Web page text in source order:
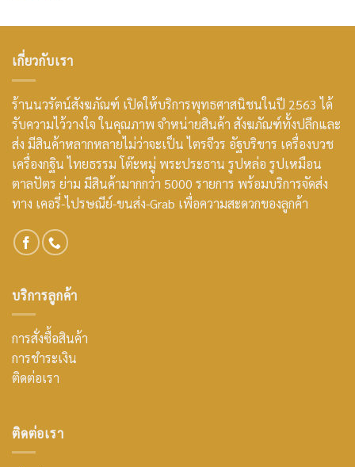
เกี่ยวกับเรา
ร้านนวรัตน์สังฆภัณฑ์ เปิดให้บริการพุทธศาสนิชนในปี 2563 ได้
รับความไว้วางใจ ในคุณภาพ จำหน่ายสินค้า สังฆภัณฑ์ทั้งปลีกและ
ส่ง มีสินค้าหลากหลายไม่ว่าจะเป็น ไตรจีวร อัฐบริขาร เครื่องบวช
เครื่องกฐิน ไทยธรรม โต๊ะหมู่ พระประธาน รูปหล่อ รูปเหมือน
ตาลปัตร ย่าม มีสินค้ามากกว่า 5000 รายการ พร้อมบริการจัดส่ง
ทาง เคอรี่-ไปรษณีย์-ขนส่ง-Grab เพื่อความสะดวกของลูกค้า
บริการลูกค้า
การสั่งซื้อสินค้า
การชำระเงิน
ติดต่อเรา
ติดต่อเรา